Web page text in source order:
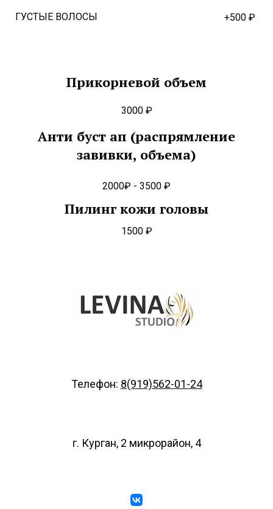
ГУСТЫЕ ВОЛОСЫ +500 ₽
Прикорневой объем
3000 ₽
Анти буст ап (распрямление
завивки, объема)
2000₽ - 3500 ₽
Пилинг кожи головы
1500 ₽
Телефон: 8(919)562-01-24
г. Курган, 2 микрорайон, 4